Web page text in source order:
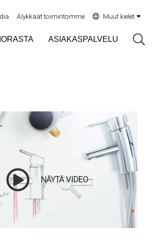
Älykkäät toimintomme Muut kielet
ASIAKASPALVELU
NÄYTÄ VIDEO